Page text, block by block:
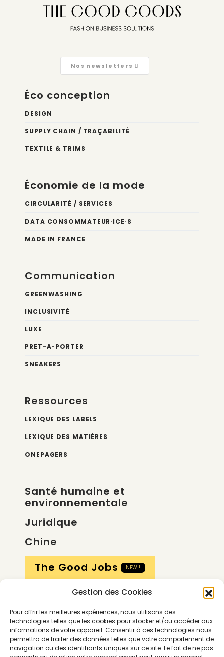
Gestion des Cookies
Pour offrir les meilleures expériences, nous utilisons des
technologies telles que les cookies pour stocker et/ou accéder aux
informations de votre appareil. Consentir à ces technologies nous
permettra de traiter des données telles que votre comportement de
navigation ou des identifiants uniques sur ce site. Le fait de ne pas
Nos newsletters
Éco conception
DESIGN
SUPPLY CHAIN / TRAÇABILITÉ
TEXTILE & TRIMS
Économie de la mode
CIRCULARITÉ / SERVICES
DATA CONSOMMATEUR·ICE·S
MADE IN FRANCE
Communication
GREENWASHING
INCLUSIVITÉ
LUXE
PRET-A-PORTER
SNEAKERS
Ressources
LEXIQUE DES LABELS
LEXIQUE DES MATIÈRES
ONEPAGERS
Santé humaine et
environnementale
Juridique
Chine
The Good Jobs
NEW !
Compte
Calendrier
Contactez-nous